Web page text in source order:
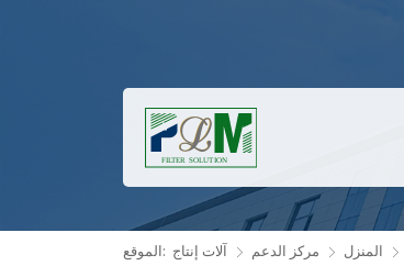
الموقع: المنزل مركز الدعم آلات إنتاج